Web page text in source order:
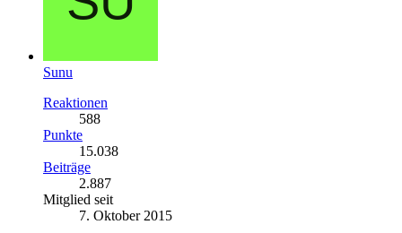
Sunu
Reaktionen
588
Punkte
15.038
Beiträge
2.887
Mitglied seit
7. Oktober 2015